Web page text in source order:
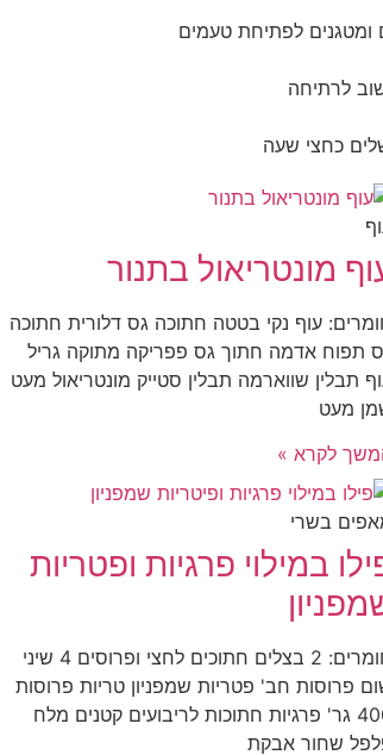
ומטגנים לפתיחת טעמים
לרתיחה
כחצי שעה
מונטריאול בתנור
עוף נקי בטטה חתוכה גס דלורית חתוכה
תפוח אדמה חתוך גס פפריקה מתוקה גריל
תבלין שווארמה תבלין סטייק מונטריאול מעט
מעט
לקרא »
בשרי
במילוי פרגיות ופטריות
חומרים: 2 בצלים חתוכים לחצי ופרוסים 4 שיני
פרוסות חב' פטריות שמפניון טריות פרוסות
400 גר' פרגיות חתוכות לריבועים קטנים מלח
שחור אבקת